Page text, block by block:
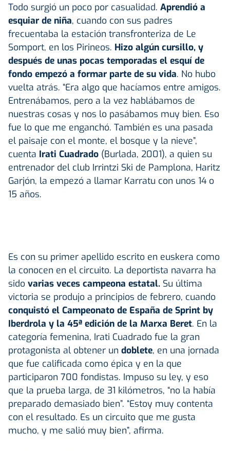
Todo surgió un poco por casualidad. Aprendió a
esquiar de niña, cuando con sus padres
frecuentaba la estación transfronteriza de Le
Somport, en los Pirineos. Hizo algún cursillo, y
después de unas pocas temporadas el esquí de
fondo empezó a formar parte de su vida. No hubo
vuelta atrás. “Era algo que hacíamos entre amigos.
Entrenábamos, pero a la vez hablábamos de
nuestras cosas y nos lo pasábamos muy bien. Eso
fue lo que me enganchó. También es una pasada
el paisaje con el monte, el bosque y la nieve”,
cuenta Irati Cuadrado (Burlada, 2001), a quien su
entrenador del club Irrintzi Ski de Pamplona, Haritz
Garjón, la empezó a llamar Karratu con unos 14 o
15 años.
Es con su primer apellido escrito en euskera como
la conocen en el circuito. La deportista navarra ha
sido varias veces campeona estatal. Su última
victoria se produjo a principios de febrero, cuando
conquistó el Campeonato de España de Sprint by
Iberdrola y la 45ª edición de la Marxa Beret. En la
categoría femenina, Irati Cuadrado fue la gran
protagonista al obtener un doblete, en una jornada
que fue calificada como épica y en la que
participaron 700 fondistas. Impuso su ley, y eso
que la prueba larga, de 31 kilómetros, “no la había
preparado demasiado bien”. “Estoy muy contenta
con el resultado. Es un circuito que me gusta
mucho, y me salió muy bien”, afirma.